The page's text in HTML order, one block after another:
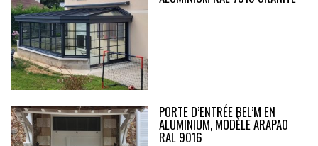
PORTE D’ENTRÉE BEL’M EN
ALUMINIUM, MODÈLE ARAPAO
RAL 9016